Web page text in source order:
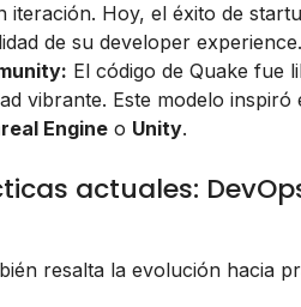
iteración. Hoy, el éxito de
de su developer experience.
El código de Quake fue
vibrante. Este modelo
Engine o Unity.
actuales:
resalta la evolución hacia